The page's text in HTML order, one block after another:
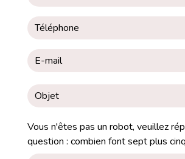
Vous n'êtes pas un robot, veuillez
question : combien font sept plus